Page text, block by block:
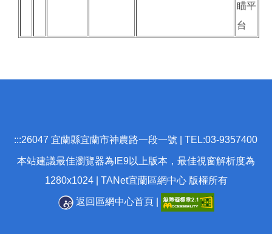
瞄平
台
:::26047 宜蘭縣宜蘭市神農路一段一號 | TEL:03-9357400
本站建議最佳瀏覽器為IE9以上版本，最佳視窗解析度為
1280x1024 | TANet宜蘭區網中心 版權所有
返回區網中心首頁|